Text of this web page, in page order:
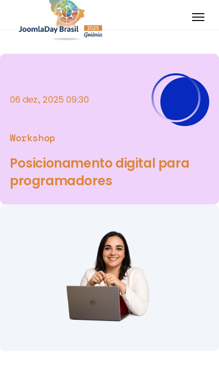
06 dez., 2025 09:30
Workshop
Posicionamento digital para
programadores